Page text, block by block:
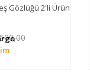
Gözlüğü 2'li Ürün